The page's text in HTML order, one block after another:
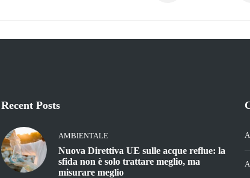
Recent Posts
AMBIENTALE
Nuova Direttiva UE sulle acque reflue: la
sfida non è solo trattare meglio, ma
misurare meglio